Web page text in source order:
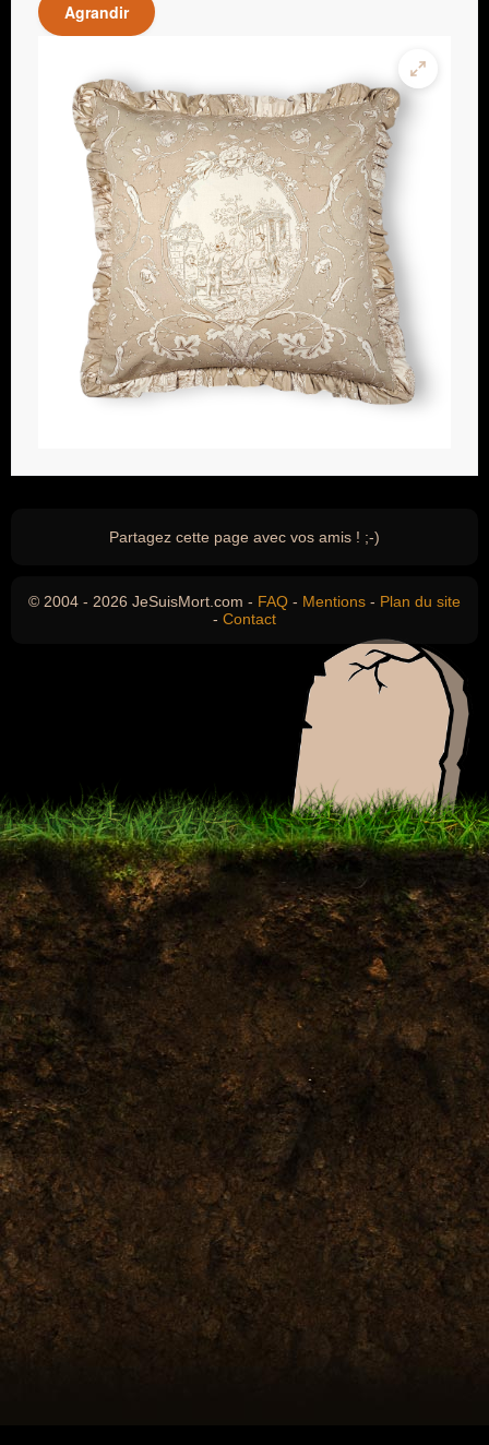
Agrandir
Partagez cette page avec vos amis ! ;-)
© 2004 - 2026 JeSuisMort.com - FAQ - Mentions - Plan du site
- Contact